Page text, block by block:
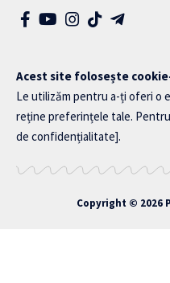
Acest site folosește
Le utilizăm pentru a-ți oferi o
reține preferințele tale.
de confidențialitate].
Copyright © 2026